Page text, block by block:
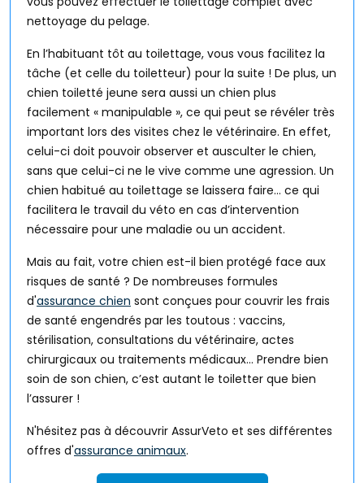
nettoyage du pelage.
En l’habituant tôt au toilettage, vous vous facilitez la
tâche (et celle du toiletteur) pour la suite ! De plus, un
chien toiletté jeune sera aussi un chien plus
facilement « manipulable », ce qui peut se révéler très
important lors des visites chez le vétérinaire. En effet,
celui-ci doit pouvoir observer et ausculter le chien,
sans que celui-ci ne le vive comme une agression. Un
chien habitué au toilettage se laissera faire… ce qui
facilitera le travail du véto en cas d’intervention
nécessaire pour une maladie ou un accident.
Mais au fait, votre chien est-il bien protégé face aux
risques de santé ? De nombreuses formules
d'assurance chien sont conçues pour couvrir les frais
de santé engendrés par les toutous : vaccins,
stérilisation, consultations du vétérinaire, actes
chirurgicaux ou traitements médicaux… Prendre bien
soin de son chien, c’est autant le toiletter que bien
l’assurer !
N'hésitez pas à découvrir AssurVeto et ses différentes
offres d'assurance animaux.